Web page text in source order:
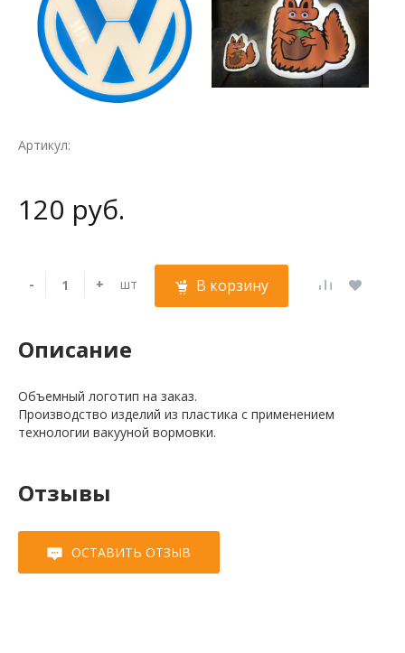
Артикул:
120 руб.
- + шт В корзину
Описание
Объемный логотип на заказ.
Производство изделий из пластика с применением
технологии вакууной вормовки.
Отзывы
ОСТАВИТЬ ОТЗЫВ